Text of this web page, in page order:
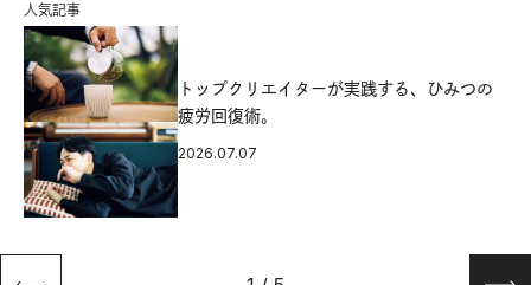
人気記事
トップクリエイターが実践する、ひみつの
疲労回復術。
2026.07.07